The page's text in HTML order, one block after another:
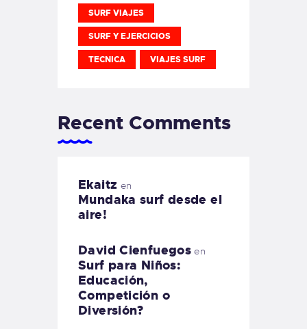
SURF VIAJES
SURF Y EJERCICIOS
TECNICA VIAJES SURF
Recent Comments
Ekaitz en
Mundaka surf desde el
aire!
David Cienfuegos en
Surf para Niños:
Educación,
Competición o
Diversión?